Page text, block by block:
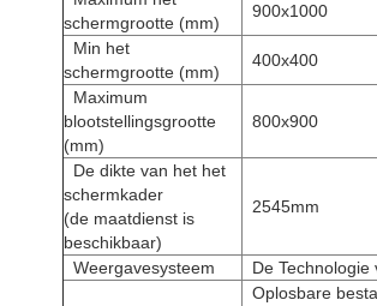
schermgrootte (mm)
900x1000
Min het
schermgrootte (mm)
400x400
Maximum
blootstellingsgrootte
(mm)
800x900
De dikte van het het
schermkader
(de maatdienst is
beschikbaar)
2545mm
Weergavesysteem De Technologie
Oplosbare